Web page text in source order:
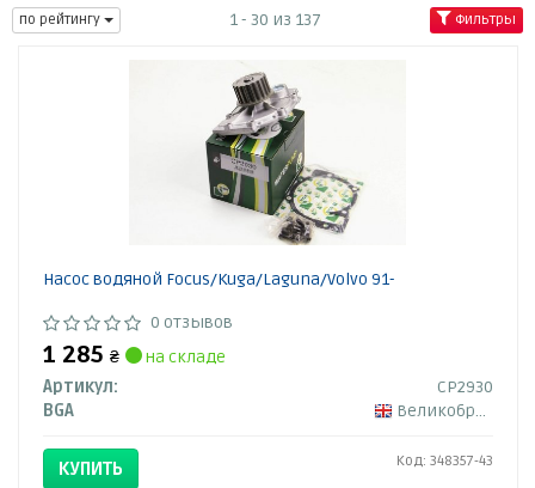
по рейтингу 1 - 30 из 137 Фильтры
Насос водяной Focus/Kuga/Laguna/Volvo 91-
0 отзывов
1 285 ₴
на складе
Артикул:
CP2930
BGA
Великобритания
КУПИТЬ Код: 348357-43